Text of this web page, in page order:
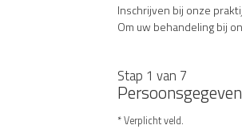
Inschrijven bij onze
Om uw behandeling bij
Stap 1 van 7
* Verplicht veld.